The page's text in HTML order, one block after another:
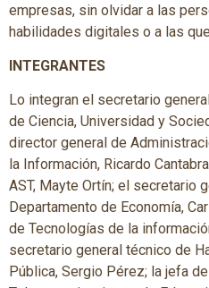
empresas, sin olvidar a las
habilidades digitales o a las
INTEGRANTES
Lo integran el secretario
de Ciencia, Universidad y
director general de
la Información, Ricardo
AST, Mayte Ortín; el secretario
Departamento de Economía,
de Tecnologías de la
secretario general técnico de
Pública, Sergio Pérez; la jefa